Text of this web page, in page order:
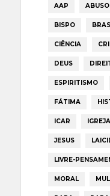
AAP
BISPO
CIÊNCIA
DEUS
ESPIRITISMO
FÁTIMA
ICAR IGREJA
JESUS
LIVRE-
MORAL